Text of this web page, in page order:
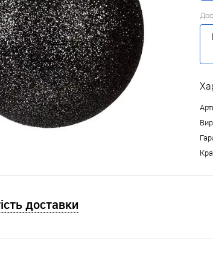
доставки